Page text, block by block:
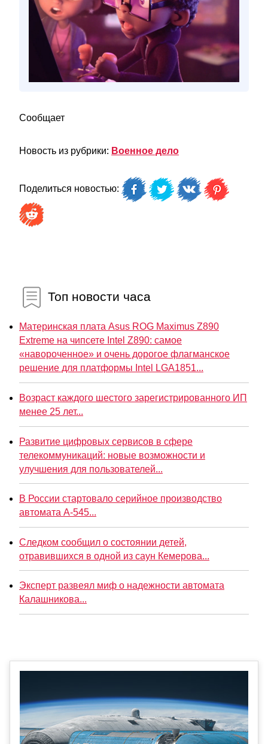
Сообщает
Новость из рубрики: Военное дело
Поделиться новостью:
Топ новости часа
Материнская плата Asus ROG Maximus Z890
Extreme на чипсете Intel Z890: самое
«навороченное» и очень дорогое флагманское
решение для платформы Intel LGA1851...
Возраст каждого шестого зарегистрированного ИП
менее 25 лет...
Развитие цифровых сервисов в сфере
телекоммуникаций: новые возможности и
улучшения для пользователей...
В России стартовало серийное производство
автомата А-545...
Следком сообщил о состоянии детей,
отравившихся в одной из саун Кемерова...
Эксперт развеял миф о надежности автомата
Калашникова...